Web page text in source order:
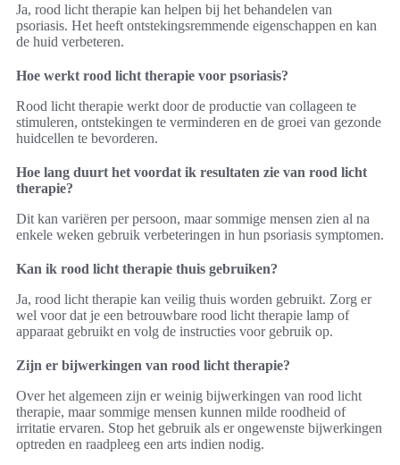
Ja, rood licht therapie kan helpen bij het behandelen van
psoriasis. Het heeft ontstekingsremmende eigenschappen en kan
de huid verbeteren.
Hoe werkt rood licht therapie voor psoriasis?
Rood licht therapie werkt door de productie van collageen te
stimuleren, ontstekingen te verminderen en de groei van gezonde
huidcellen te bevorderen.
Hoe lang duurt het voordat ik resultaten zie van rood licht
therapie?
Dit kan variëren per persoon, maar sommige mensen zien al na
enkele weken gebruik verbeteringen in hun psoriasis symptomen.
Kan ik rood licht therapie thuis gebruiken?
Ja, rood licht therapie kan veilig thuis worden gebruikt. Zorg er
wel voor dat je een betrouwbare rood licht therapie lamp of
apparaat gebruikt en volg de instructies voor gebruik op.
Zijn er bijwerkingen van rood licht therapie?
Over het algemeen zijn er weinig bijwerkingen van rood licht
therapie, maar sommige mensen kunnen milde roodheid of
irritatie ervaren. Stop het gebruik als er ongewenste bijwerkingen
optreden en raadpleeg een arts indien nodig.